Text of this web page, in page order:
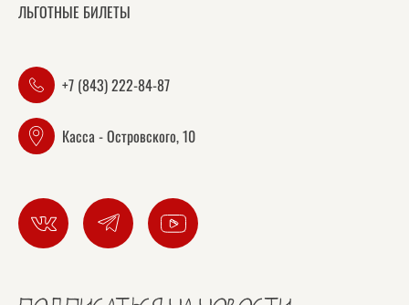
ЛЬГОТНЫЕ БИЛЕТЫ
+7 (843) 222-84-87
Касса - Островского, 10